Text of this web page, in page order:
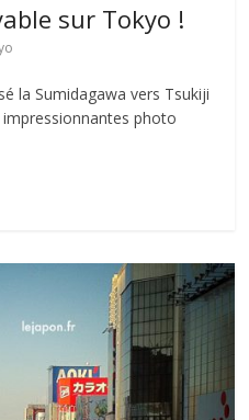
sur Tokyo !
la Sumidagawa vers Tsukiji
impressionnantes photo